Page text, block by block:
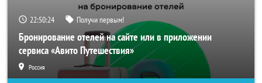
22:50:24 Получи первым!
Бронирование отелей на сайте или в приложении
сервиса «Авито Путешествия»
Россия